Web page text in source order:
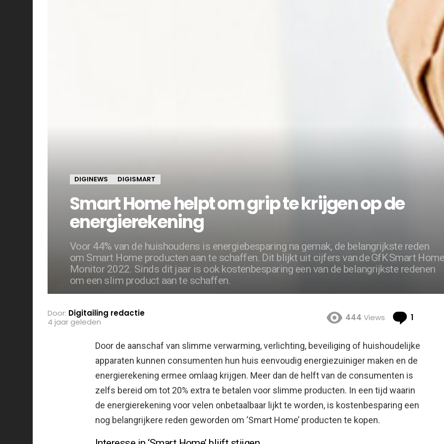
DIGINEWS DIGISMART
Smart Home helpt om grip te krijgen op de
energierekening
Voor 44% van de huishoudens is energiebesparing na gemak, de belangrijkste reden
om Smart Home producten aan te schaffen. Dit blijkt uit cijfers van de GfK Smart
Monitor 2022. Sinds dit jaar is ook kostenbesparing een van de belangrijkste redenen
om een slim product aan te schaffen.
Door: Digitailing redactie
4 jaar geleden
444 Views 1
Door de aanschaf van slimme verwarming, verlichting, beveiliging of huishoudelijke
apparaten kunnen consumenten hun huis eenvoudig energiezuiniger maken en de
energierekening ermee omlaag krijgen. Meer dan de helft van de consumenten is
zelfs bereid om tot 20% extra te betalen voor slimme producten. In een tijd waarin
de energierekening voor velen onbetaalbaar lijkt te worden, is kostenbesparing een
nog belangrijkere reden geworden om ‘Smart Home’ producten te kopen.